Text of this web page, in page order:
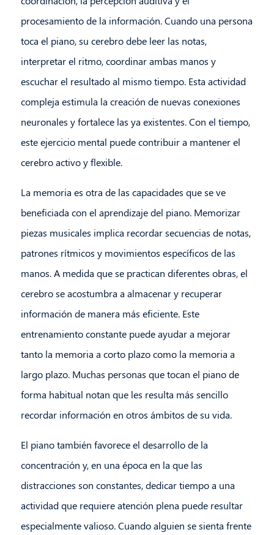
procesamiento de la información. Cuando una persona
toca el piano, su cerebro debe leer las notas,
interpretar el ritmo, coordinar ambas manos y
escuchar el resultado al mismo tiempo. Esta actividad
compleja estimula la creación de nuevas conexiones
neuronales y fortalece las ya existentes. Con el tiempo,
este ejercicio mental puede contribuir a mantener el
cerebro activo y flexible.
La memoria es otra de las capacidades que se ve
beneficiada con el aprendizaje del piano. Memorizar
piezas musicales implica recordar secuencias de notas,
patrones rítmicos y movimientos específicos de las
manos. A medida que se practican diferentes obras, el
cerebro se acostumbra a almacenar y recuperar
información de manera más eficiente. Este
entrenamiento constante puede ayudar a mejorar
tanto la memoria a corto plazo como la memoria a
largo plazo. Muchas personas que tocan el piano de
forma habitual notan que les resulta más sencillo
recordar información en otros ámbitos de su vida.
El piano también favorece el desarrollo de la
concentración y, en una época en la que las
distracciones son constantes, dedicar tiempo a una
actividad que requiere atención plena puede resultar
especialmente valioso. Cuando alguien se sienta frente